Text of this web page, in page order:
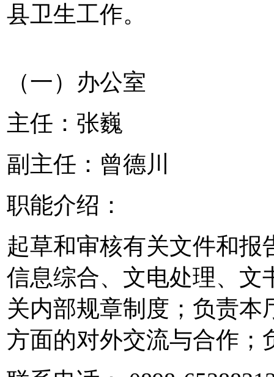
县卫生工作。
（一）办公室
主任：张巍
副主任：曾德川
职能介绍：
起草和审核有关文件和报
信息综合、文电处理、文
关内部规章制度；负责
方面的对外交流与合作；